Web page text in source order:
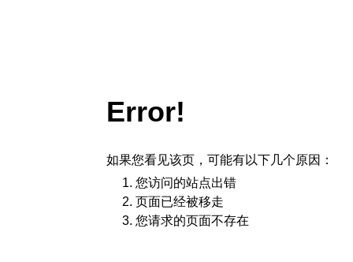
Error!
如果您看见该页，可能有以下几个原因：
您访问的站点出错
页面已经被移走
您请求的页面不存在